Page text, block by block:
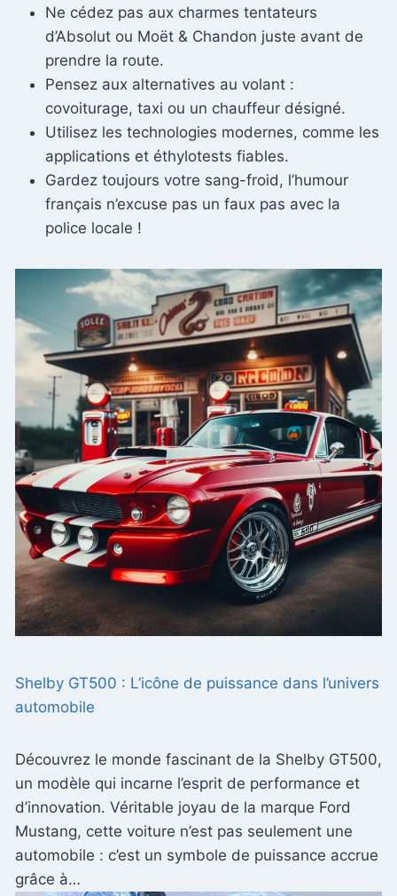
Ne cédez pas aux charmes tentateurs
d’Absolut ou Moët & Chandon juste avant de
prendre la route.
Pensez aux alternatives au volant :
covoiturage, taxi ou un chauffeur désigné.
Utilisez les technologies modernes, comme les
applications et éthylotests fiables.
Gardez toujours votre sang-froid, l’humour
français n’excuse pas un faux pas avec la
police locale !
Shelby GT500 : L’icône de puissance dans l’univers
automobile
Découvrez le monde fascinant de la Shelby GT500,
un modèle qui incarne l’esprit de performance et
d’innovation. Véritable joyau de la marque Ford
Mustang, cette voiture n’est pas seulement une
automobile : c’est un symbole de puissance accrue
grâce à…